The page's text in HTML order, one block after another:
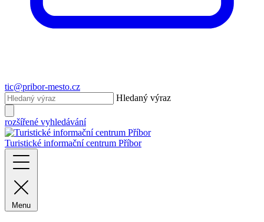
tic@pribor-mesto.cz
Hledaný výraz
rozšířené vyhledávání
Turistické informační centrum Příbor
Menu